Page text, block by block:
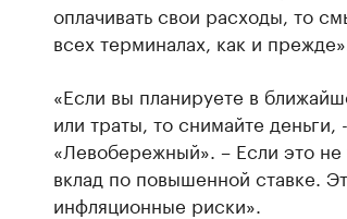
оплачивать свои расходы, то
всех терминалах, как и прежде».
«Если вы планируете в
или траты, то снимайте
«Левобережный». – Если это не
вклад по повышенной ставке.
инфляционные риски».